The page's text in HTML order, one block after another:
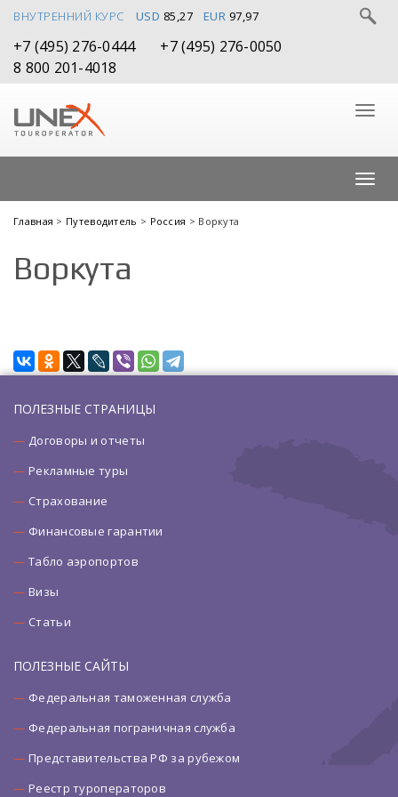
ВНУТРЕННИЙ КУРС USD 85,27 EUR 97,97
+7 (495) 276-0444
+7 (495) 276-0050
8 800 201-4018
Главная > Путеводитель > Россия > Воркута
Воркута
ПОЛЕЗНЫЕ СТРАНИЦЫ
Договоры и отчеты
Рекламные туры
Страхование
Финансовые гарантии
Табло аэропортов
Визы
Статьи
ПОЛЕЗНЫЕ САЙТЫ
Федеральная таможенная служба
Федеральная пограничная служба
Представительства РФ за рубежом
Реестр туроператоров